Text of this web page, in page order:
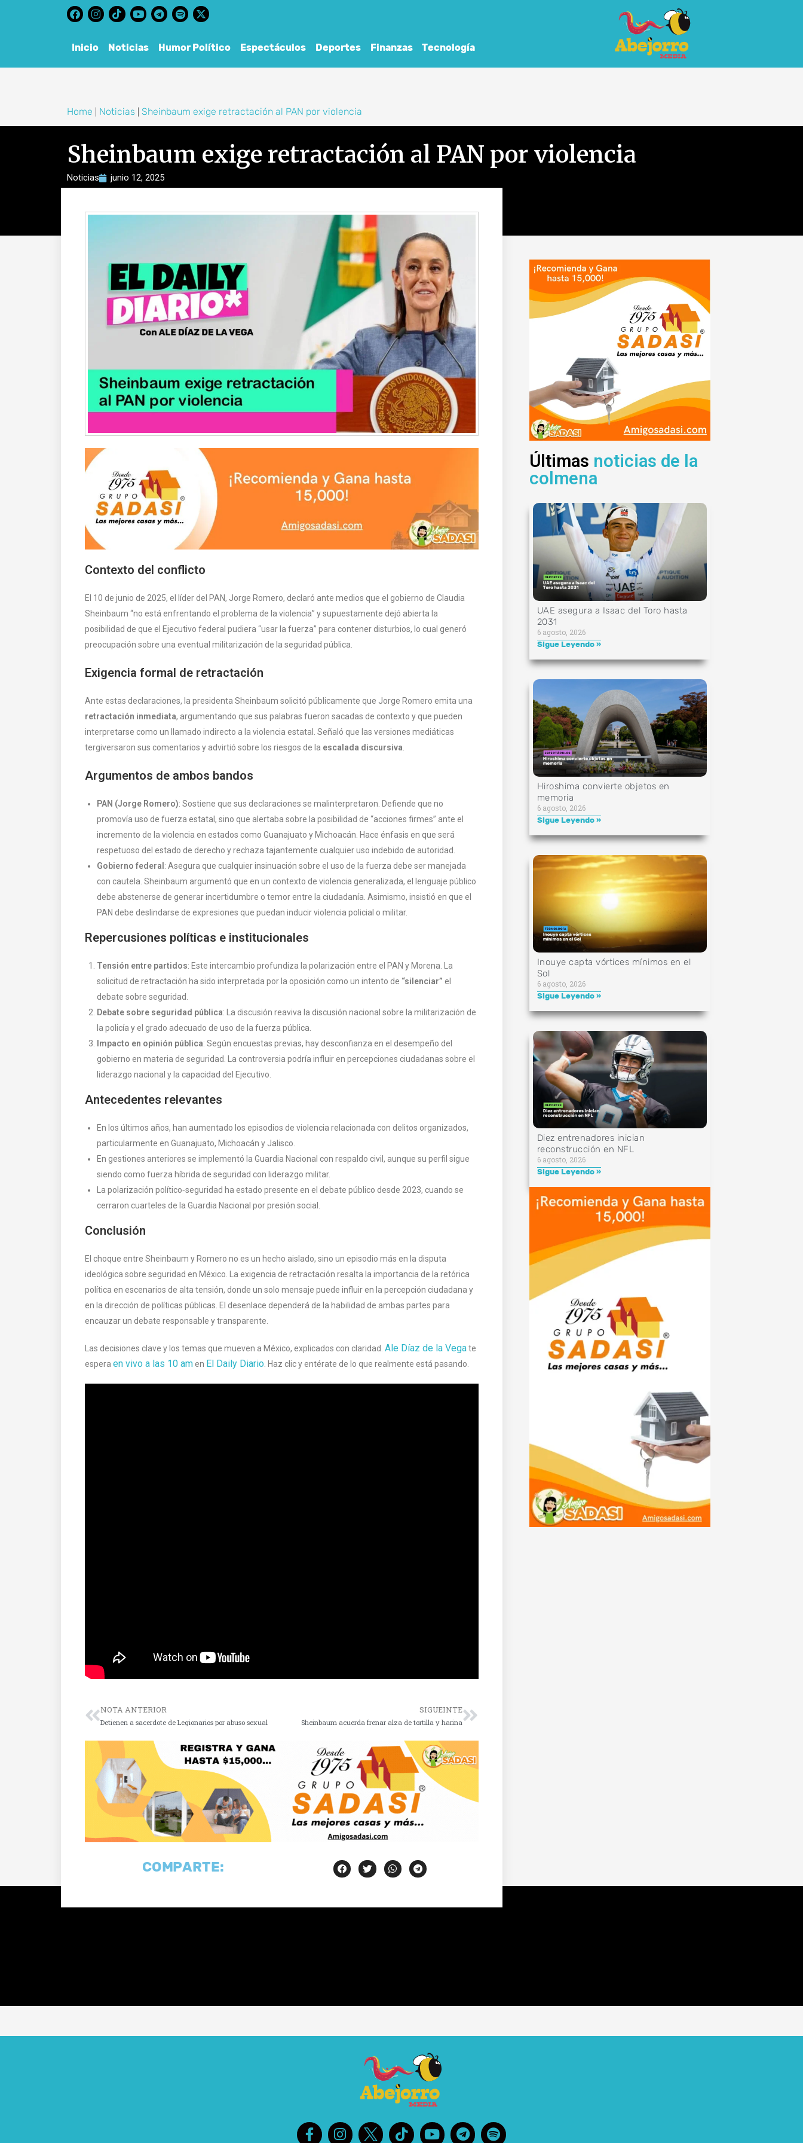
Inicio Noticias Humor Político Espectáculos Deportes Finanzas Tecnología
Home Noticias Sheinbaum exige retractación al PAN por violencia
Sheinbaum exige retractación al PAN por violencia
Noticias junio 12, 2025
Contexto del conflicto
El 10 de junio de 2025, el líder del PAN, Jorge Romero, declaró ante medios que el gobierno de Claudia
Sheinbaum “no está enfrentando el problema de la violencia” y supuestamente dejó abierta la
posibilidad de que el Ejecutivo federal pudiera “usar la fuerza” para contener disturbios, lo cual generó
preocupación sobre una eventual militarización de la seguridad pública.
Exigencia formal de retractación
Ante estas declaraciones, la presidenta Sheinbaum solicitó públicamente que Jorge Romero emita una
retractación inmediata, argumentando que sus palabras fueron sacadas de contexto y que pueden
interpretarse como un llamado indirecto a la violencia estatal. Señaló que las versiones mediáticas
tergiversaron sus comentarios y advirtió sobre los riesgos de la escalada discursiva
Argumentos de ambos bandos
PAN (Jorge Romero): Sostiene que sus declaraciones se malinterpretaron. Defiende que no
promovía uso de fuerza estatal, sino que alertaba sobre la posibilidad de “acciones firmes” ante el
incremento de la violencia en estados como Guanajuato y Michoacán. Hace énfasis en que será
respetuoso del estado de derecho y rechaza tajantemente cualquier uso indebido de autoridad.
Gobierno federal : Asegura que cualquier insinuación sobre el uso de la fuerza debe ser manejada
con cautela. Sheinbaum argumentó que en un contexto de violencia generalizada, el lenguaje público
debe abstenerse de generar incertidumbre o temor entre la ciudadanía. Asimismo, insistió en que el
PAN debe deslindarse de expresiones que puedan inducir violencia policial o militar.
Repercusiones políticas e institucionales
Tensión entre partidos: Este intercambio profundiza la polarización entre el PAN y Morena. La
solicitud de retractación ha sido interpretada por la oposición como un intento de “silenciar” el
debate sobre seguridad.
Debate sobre seguridad pública: La discusión reaviva la discusión nacional sobre la militarización de
la policía y el grado adecuado de uso de la fuerza pública.
Impacto en opinión pública: Según encuestas previas, hay desconfianza en el desempeño del
gobierno en materia de seguridad. La controversia podría influir en percepciones ciudadanas sobre el
liderazgo nacional y la capacidad del Ejecutivo.
Antecedentes relevantes
En los últimos años, han aumentado los episodios de violencia relacionada con delitos organizados,
particularmente en Guanajuato, Michoacán y Jalisco.
En gestiones anteriores se implementó la Guardia Nacional con respaldo civil, aunque su perfil sigue
siendo como fuerza híbrida de seguridad con liderazgo militar.
La polarización político‑seguridad ha estado presente en el debate público desde 2023, cuando se
cerraron cuarteles de la Guardia Nacional por presión social.
Conclusión
El choque entre Sheinbaum y Romero no es un hecho aislado, sino un episodio más en la disputa
ideológica sobre seguridad en México. La exigencia de retractación resalta la importancia de la retórica
política en escenarios de alta tensión, donde un solo mensaje puede influir en la percepción ciudadana y
en la dirección de políticas públicas. El desenlace dependerá de la habilidad de ambas partes para
encauzar un debate responsable y transparente.
Las decisiones clave y los temas que mueven a México, explicados con claridad. Ale Díaz de la Vegate
espera en vivo a las 10 amen El Daily Diario . Haz clic y entérate de lo que realmente está pasando.
NOTA ANTERIOR
Detienen a sacerdote de Legionarios por abuso sexual
SIGUEINTE
Sheinbaum acuerda frenar alza de tortilla y harina
COMPARTE:
Últimas noticias de la
colmena
UAE asegura a Isaac del Toro hasta
2031
6 agosto, 2026
Sigue Leyendo »
Hiroshima convierte objetos en
memoria
6 agosto, 2026
Sigue Leyendo »
Inouye capta vórtices mínimos en el
Sol
6 agosto, 2026
Sigue Leyendo »
Diez entrenadores inician
reconstrucción en NFL
6 agosto, 2026
Sigue Leyendo »